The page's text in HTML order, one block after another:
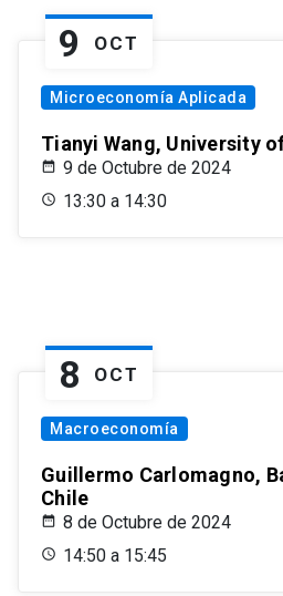
9 OCT
Microeconomía Aplicada
Tianyi Wang, University
9 de Octubre de 2024
13:30 a 14:30
8 OCT
Macroeconomía
Guillermo Carlomagno,
Chile
8 de Octubre de 2024
14:50 a 15:45